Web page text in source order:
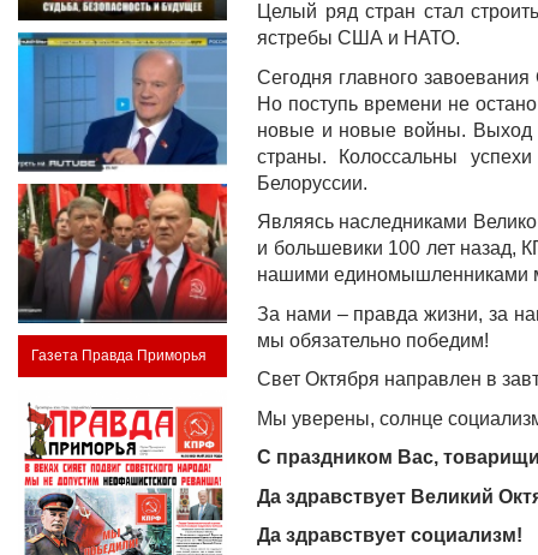
Газета Правда Приморья
Целый ряд стран стал
ястребы США и НАТО.
Сегодня главного
Но поступь времени не
новые и новые войны. Выход
страны. Колоссальны
Белоруссии.
Являясь наследниками
и большевики 100 лет назад,
нашими единомышленниками
За нами – правда жизни, за
мы обязательно победим!
Свет Октября направлен в
Мы уверены, солнце
С праздником Вас,
Да здравствует Великий
Да здравствует социализм!